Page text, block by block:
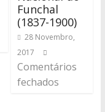
Funchal
(1837-1900)
28 Novembro,
2017
Comentários
fechados